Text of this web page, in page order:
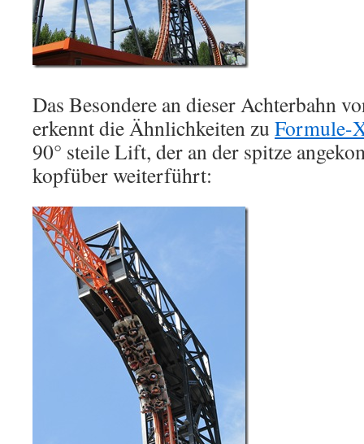
Das Besondere an dieser Achterbahn
erkennt die Ähnlichkeiten zu Formule-
90° steile Lift, der an der spitze
kopfüber weiterführt: